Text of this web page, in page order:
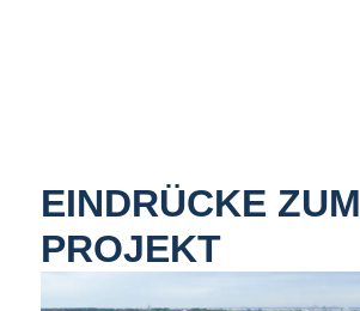
EINDRÜCKE ZUM
PROJEKT